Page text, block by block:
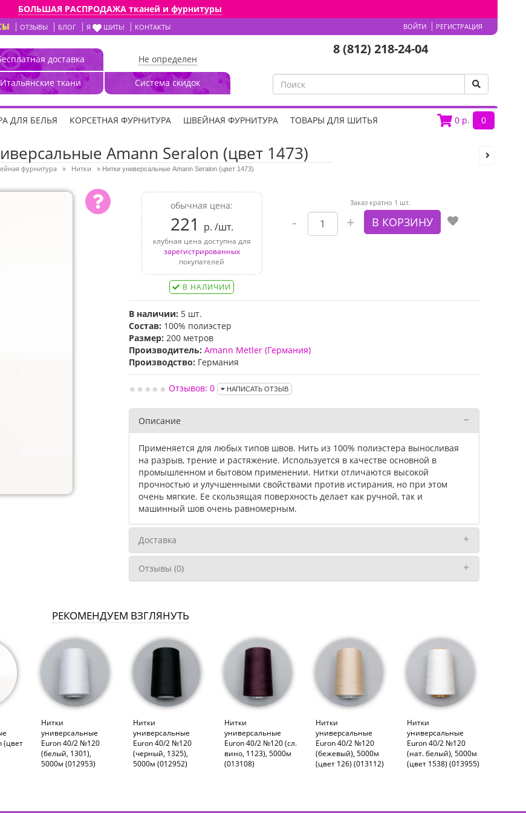
БОЛЬШАЯ РАСПРОДАЖА тканей и фурнитуры
ОТЗЫВЫ БЛОГ Я ШИТЬ! КОНТАКТЫ ВОЙТИ РЕГИСТРАЦИЯ
доставка
Итальянские ткани
Не определен
Система скидок
8 (812) 218-24-04
0 р. 0
ДЛЯ БЕЛЬЯ КОРСЕТНАЯ ФУРНИТУРА ШВЕЙНАЯ ФУРНИТУРА ТОВАРЫ ДЛЯ ШИТЬЯ
Amann Seralon (цвет 1473)
фурнитура » Нитки » Нитки универсальные Amann Seralon (цвет 1473)
обычная цена:
221 р. /шт.
клубная цена доступна для
зарегистрированных
покупателей
В НАЛИЧИИ
Заказ кратно 1 шт.
В наличии: 5 шт.
Состав: 100% полиэстер
Размер: 200 метров
Производитель: Amann Metler (Германия)
Производство: Германия
Отзывов: 0 НАПИСАТЬ ОТЗЫВ
Описание
Применяется для любых типов швов. Нить из 100% полиэстера выносливая
на разрыв, трение и растяжение. Используется в качестве основной в
промышленном и бытовом применении. Нитки отличаются высокой
прочностью и улучшенными свойствами против истирания, но при этом
очень мягкие. Ее скользящая поверхность делает как ручной, так и
машинный шов очень равномерным.
Доставка
Отзывы (0)
РЕКОМЕНДУЕМ ВЗГЛЯНУТЬ
(цвет
Нитки
универсальные
Euron 40/2 №120
(белый, 1301),
5000м (012953)
Нитки
универсальные
Euron 40/2 №120
(черный, 1325),
5000м (012952)
Нитки
универсальные
Euron 40/2 №120 (сл.
вино, 1123), 5000м
(013108)
Нитки
универсальные
Euron 40/2 №120
(бежевый), 5000м
(цвет 126) (013112)
Нитки
универсальные
Euron 40/2 №120
(нат. белый), 5000м
(цвет 1538) (013955)